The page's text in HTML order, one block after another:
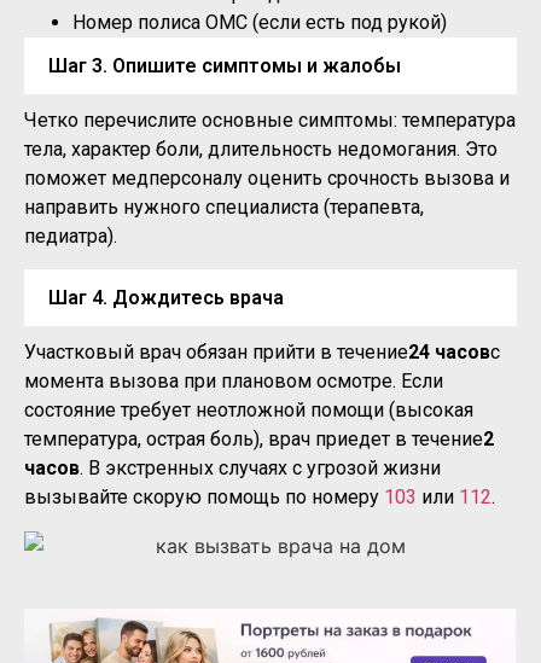
Номер полиса ОМС (если есть под рукой)
Шаг 3. Опишите симптомы и жалобы
Четко перечислите основные симптомы: температура
тела, характер боли, длительность недомогания. Это
поможет медперсоналу оценить срочность вызова и
направить нужного специалиста (терапевта,
педиатра).
Шаг 4. Дождитесь врача
Участковый врач обязан прийти в течение24 часовс
момента вызова при плановом осмотре. Если
состояние требует неотложной помощи (высокая
температура, острая боль), врач приедет в течение2
часов. В экстренных случаях с угрозой жизни
вызывайте скорую помощь по номеру 103 или 112.